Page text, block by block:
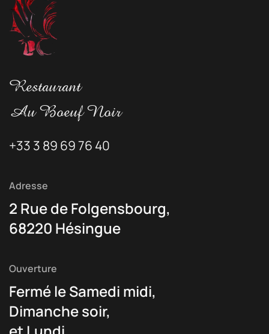
Restaurant
Au Boeuf Noir
+33 3 89 69 76 40
Adresse
2 Rue de Folgensbourg,
68220 Hésingue
Ouverture
Fermé le Samedi midi,
Dimanche soir,